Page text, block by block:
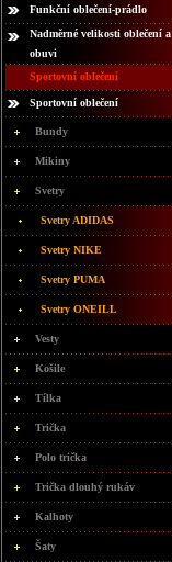
Funkční oblečení-prádlo
Nadměrné velikosti oblečení a
obuvi
Sportovní oblečení
Sportovní oblečení
Bundy
Mikiny
Svetry
Svetry ADIDAS
Svetry NIKE
Svetry PUMA
Svetry ONEILL
Vesty
Košile
Tílka
Trička
Polo trička
Trička dlouhý rukáv
Kalhoty
Šaty